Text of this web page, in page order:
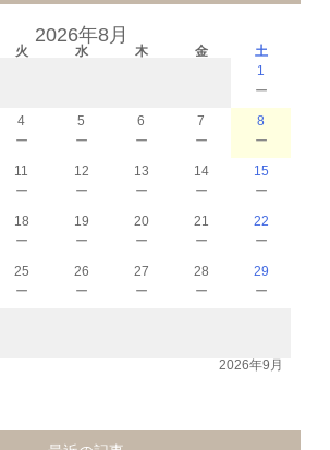
2026年8月
火 水 木 金
土
1
－
4
－
5
－
6
－
7
－
8
－
11
－
12
－
13
－
14
－
15
－
18
－
19
－
20
－
21
－
22
－
25
－
26
－
27
－
28
－
29
－
2026年9月